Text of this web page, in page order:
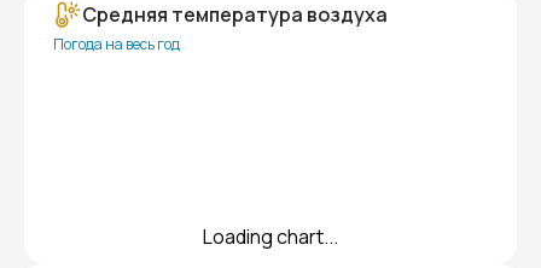
Средняя температура воздуха
Погода на весь год
Loading chart...